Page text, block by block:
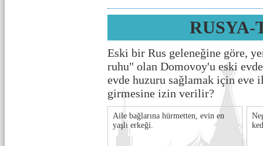
RUSYA-
Eski bir Rus geleneğine göre,
ruhu" olan Domovoy'u eski
evde huzuru sağlamak için
girmesine izin verilir?
Aile bağlarına hürmetten, evin en
yaşlı erkeği.